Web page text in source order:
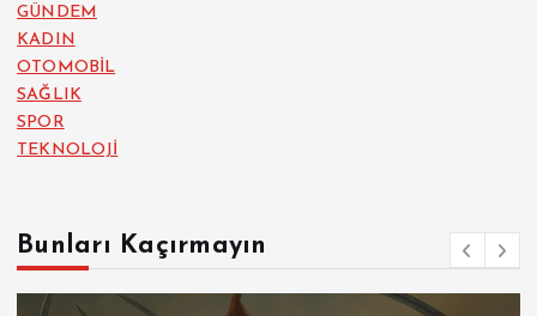
GÜNDEM
KADIN
OTOMOBİL
SAĞLIK
SPOR
TEKNOLOJİ
Bunları Kaçırmayın